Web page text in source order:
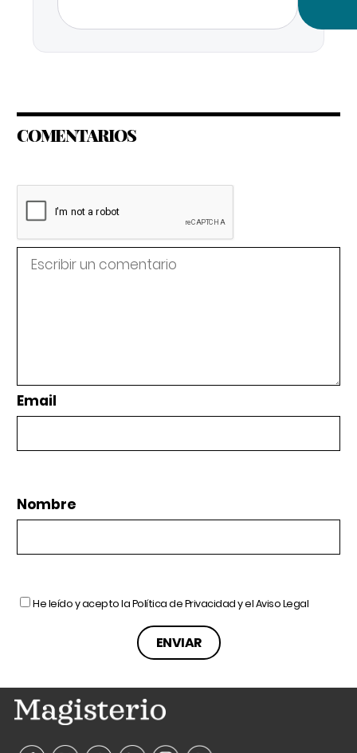
COMENTARIOS
Email
Nombre
He leído y acepto laPolítica de Privacidady elAviso Legal